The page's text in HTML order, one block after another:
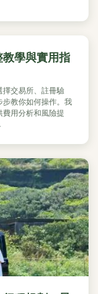
學與實用指
交易所、註冊驗
教你如何操作。我
用分析和風險提